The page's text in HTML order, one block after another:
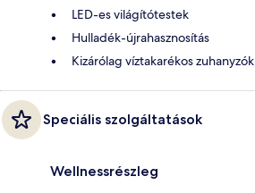
LED-es világítótestek
Hulladék-újrahasznosítás
Kizárólag víztakarékos zuhanyzók
Speciális szolgáltatások
Wellnessrészleg